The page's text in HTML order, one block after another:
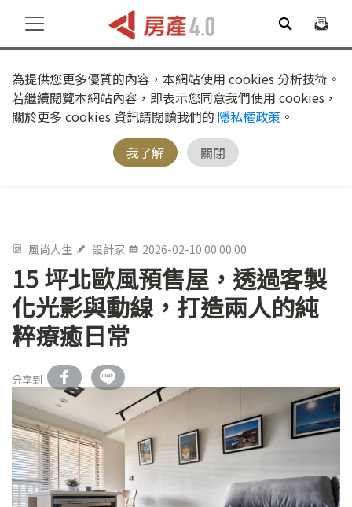
為提供您更多優質的內容，本網站使用 cookies 分析技術。
若繼續閱覽本網站內容，即表示您同意我們使用 cookies，
關於更多 cookies 資訊請閱讀我們的 隱私權政策 。
我了解
關閉
風尚人生 設計家 2026-02-10 00:00:00
15 坪北歐風預售屋，透過客製
化光影與動線，打造兩人的純
粹療癒日常
分享到